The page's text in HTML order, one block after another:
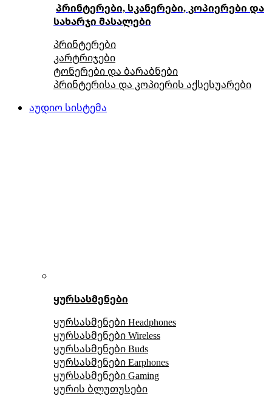
პრინტერები, სკანერები, კოპიერები და
სახარჯი მასალები
პრინტერები
კარტრიჯები
ტონერები და ბარაბნები
პრინტერისა და კოპიერის აქსესუარები
აუდიო სისტემა
ყურსასმენები
ყურსასმენები Headphones
ყურსასმენები Wireless
ყურსასმენები Buds
ყურსასმენები Earphones
ყურსასმენები Gaming
ყურის ბლუთუსები